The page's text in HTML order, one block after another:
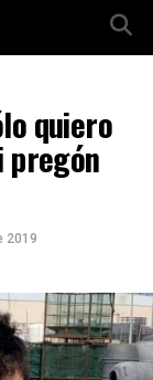
quiero
pregón
2019